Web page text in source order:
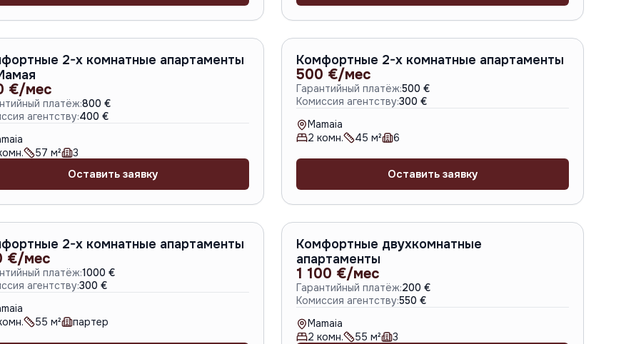
A-6781
2-х комнатные апартаменты
€/мес
платёж:800 €
агентству:400 €
57 м² 3
Оставить заявку
A-6768
Комфортные 2-х комнатные апартаменты
500 €/мес
Гарантийный платёж:500 €
Комиссия агентству:300 €
Mamaia
2 комн. 45 м² 6
Оставить заявку
A-5563
2-х комнатные апартаменты
€/мес
платёж:1000 €
агентству:300 €
55 м² партер
Комфортные двухкомнатные
апартаменты
1 100 €/мес
Гарантийный платёж:200 €
Комиссия агентству:550 €
Mamaia
2 комн. 55 м² 3